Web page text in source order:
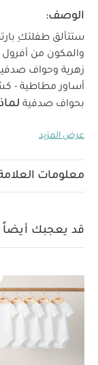
الوصف:
ستتألق طفلتكِ
والمكون من أفرول
زهرية وحواف صدفية
أساور مطاطية -
بحواف صدفية
فتحات عملية
وقبعة مماثلة. -
100% قطن
يُغسل على درجة
لا
منفصلة
يُغسل
أيضاً:طقم ألبسة
طقم بيجاما
بزهور مطرزة
طقم
عرض المزيد
معلومات العلامة
قد يعجبك أيضاً